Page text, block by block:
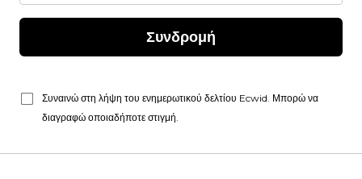
Συνδρομή
Συναινώ στη λήψη του ενημερωτικού δελτίου Ecwid. Μπορώ να
διαγραφώ οποιαδήποτε στιγμή.